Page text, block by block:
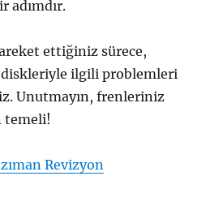
adımdır.
ettiğiniz sürece,
diskleriyle ilgili problemleri
Unutmayın, frenleriniz
temeli!
Revizyon